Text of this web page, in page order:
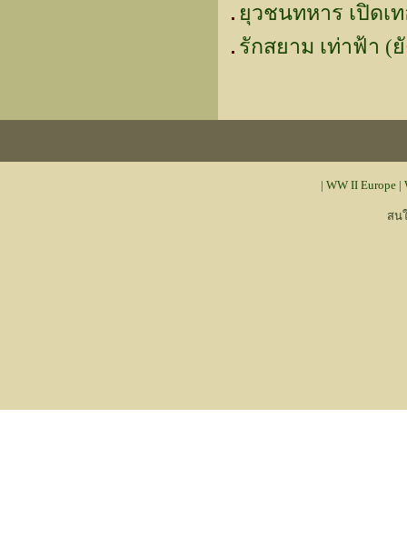
ยุวชนทหาร เปิดเ
รักสยาม เท่าฟ้า (
| WW II Europe |
สน